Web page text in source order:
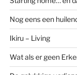
Nog eens een
Ikiru – Living
Wat als er geen